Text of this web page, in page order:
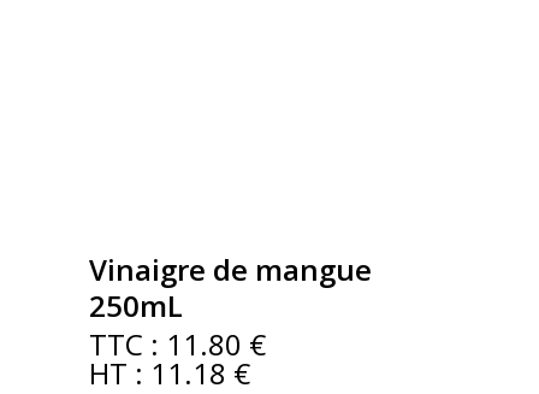
Vinaigre de mangue
250mL
TTC : 11.80 €
HT : 11.18 €